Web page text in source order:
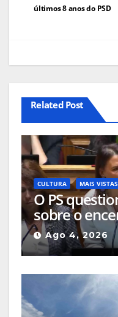
últimos 8 anos do PSD
Related Post
CULTURA MAIS VISTAS
O PS
sobre o
alteração de
cinema da
Ago 4, 2026